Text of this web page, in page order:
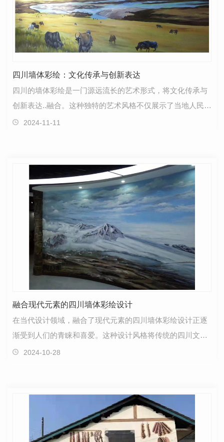
四川墙体彩绘：文化传承与创新表达
四川的墙体彩绘是一门源远流长的艺术形式，将文化传承与
创新表达..融合。这种独特的艺术风格不仅展示了当地人民对
传统文化的尊重和热爱，也为城市增添了别具一格的…
2024-11-11
融合现代元素的四川墙体彩绘设计
在当代设计领域，融合了现代元素的四川墙体彩绘设计正逐
渐受到人们的青睐和喜爱。这种设计风格将传统的四川文化
与现代艺术相结合，呈现出独特而富有活力的视觉效果…
2024-10-28